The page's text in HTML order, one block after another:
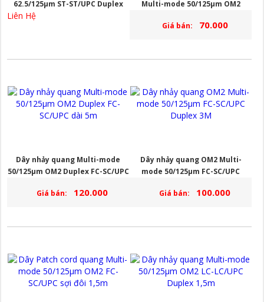
62.5/125µm ST-ST/UPC Duplex
Liên Hệ
Multi-mode 50/125µm OM2
Giá bán:
70.000
Dây nhảy quang Multi-mode
50/125µm OM2 Duplex FC-SC/UPC
Giá bán:
120.000
Dây nhảy quang OM2 Multi-
mode 50/125µm FC-SC/UPC
Giá bán:
100.000